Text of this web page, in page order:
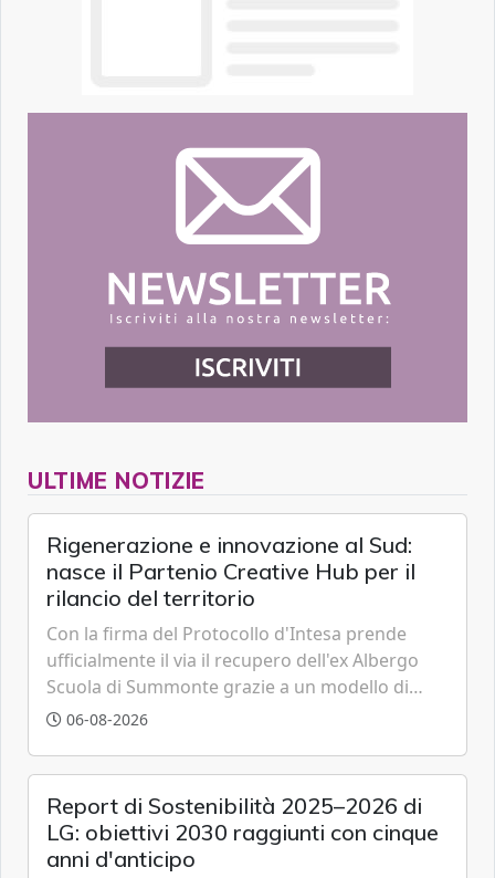
ULTIME NOTIZIE
Rigenerazione e innovazione al Sud:
nasce il Partenio Creative Hub per il
rilancio del territorio
Con la firma del Protocollo d'Intesa prende
ufficialmente il via il recupero dell'ex Albergo
Scuola di Summonte grazie a un modello di
partenariato pubblico-privato e a una rete di
06-08-2026
Report di Sostenibilità 2025–2026 di
LG: obiettivi 2030 raggiunti con cinque
anni d'anticipo